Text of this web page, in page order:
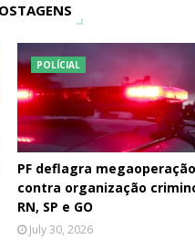
POLÍCIAL
PF deflagra megaoperação
contra organização
RN, SP e GO
July 30, 2026